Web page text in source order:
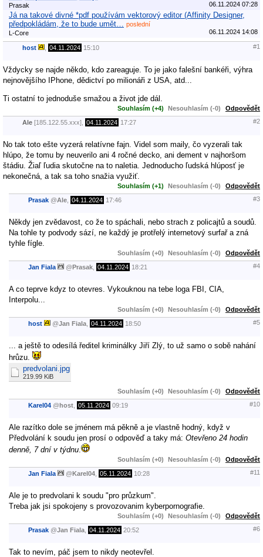
Prasak 06.11.2024 07:28
Já na takové divné *pdf používám vektorový editor (Affinity Designer,
předpokládám, že to bude umět…
poslední
L-Core
06.11.2024 14:08
host 04.11.2024 15:10 #1
Vždycky se najde někdo, kdo zareaguje. To je jako falešní bankéři, výhra
nejnovějšího IPhone, dědictví po milionáři z USA, atd...
Ti ostatní to jednoduše smažou a život jde dál.
Souhlasím (+4) Nesouhlasím (-0) Odpovědět
Ale [185.122.55.xxx], 04.11.2024 17:27 #2
No tak toto ešte vyzerá relatívne fajn. Videl som maily, čo vyzerali tak
hlúpo, že tomu by neuverilo ani 4 ročné decko, ani dement v najhoršom
štádiu. Žiaľ ľudia skutočne na to naletia. Jednoducho ľudská hlúposť je
nekonečná, a tak sa toho snažia využiť.
Souhlasím (+1) Nesouhlasím (-0) Odpovědět
Prasak @Ale 04.11.2024 17:46 #3
Někdy jen zvědavost, co že to spáchali, nebo strach z policajtů a soudů.
Na tohle ty podvody sází, ne každý je protřelý internetový surfař a zná
tyhle fígle.
Souhlasím (+0) Nesouhlasím (-0) Odpovědět
Jan Fiala @ Prasak 04.11.2024 18:21 #4
A co teprve kdyz to otevres. Vykouknou na tebe loga FBI, CIA,
Interpolu...
Souhlasím (+0) Nesouhlasím (-0) Odpovědět
host @Jan Fiala 04.11.2024 18:50 #5
... a ještě to odesílá ředitel kriminálky Jiří Zlý, to už samo o sobě nahání
hrůzu.
predvolani.jpg
219.99 KiB
Souhlasím (+0) Nesouhlasím (-0) Odpovědět
Karel04 @ host 05.11.2024 09:19 #10
Ale razítko dole se jménem má pěkně a je vlastně hodný, když v
Předvolání k soudu jen prosí o odpověď a taky má: Otevřeno 24 hodin
denně, 7 dní v týdnu
Souhlasím (+0) Nesouhlasím (-0) Odpovědět
Jan Fiala @ Karel04 05.11.2024 10:28 #11
Ale je to predvolani k soudu "pro průzkum".
Treba jak jsi spokojeny s provozovanim kyberpornografie.
Souhlasím (+0) Nesouhlasím (-0) Odpovědět
Prasak @Jan Fiala 04.11.2024 20:52 #6
Tak to nevím, páč jsem to nikdy neotevřel.